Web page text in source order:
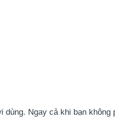
Ngay cả khi bạn không